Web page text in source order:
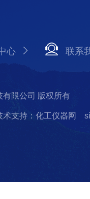
心 联系
限公司 版权所有
术支持：化工仪器网